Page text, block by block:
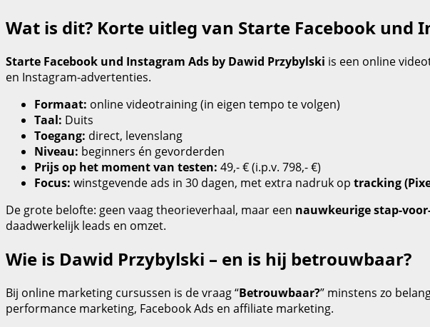
Wat is dit? Korte uitleg van Starte Facebook und
Starte Facebook und Instagram Ads by Dawid Przybylski is een online
en Instagram-advertenties.
Formaat: online videotraining (in eigen tempo te volgen)
Taal: Duits
Toegang: direct, levenslang
Niveau: beginners én gevorderden
Prijs op het moment van testen: 49,- € (i.p.v. 798,- €)
Focus: winstgevende ads in 30 dagen, met extra nadruk op tracking
De grote belofte: geen vaag theorieverhaal, maar een nauwkeurige stap-
daadwerkelijk leads en omzet.
Wie is Dawid Przybylski – en is hij betrouwbaar?
Bij online marketing cursussen is de vraag “Betrouwbaar?” minstens zo
performance marketing, Facebook Ads en affiliate marketing.